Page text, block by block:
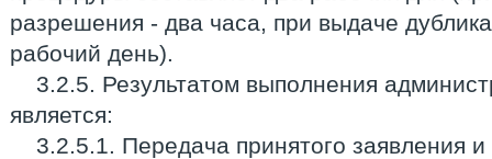
разрешения - два часа, при выдаче
рабочий день).
3.2.5. Результатом выполнения
является:
3.2.5.1. Передача принятого заявления